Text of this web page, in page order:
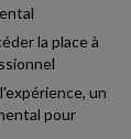
la place à
un
pour